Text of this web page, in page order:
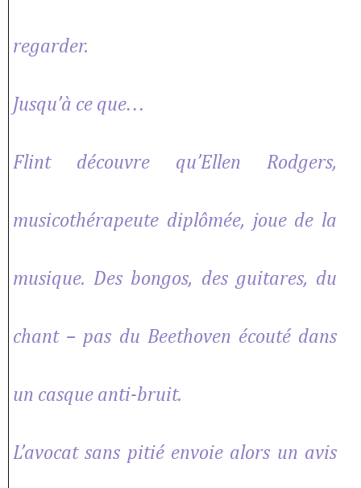
regarder.
Jusqu’à ce que…
Flint découvre qu’Ellen Rodgers,
musicothérapeute diplômée, joue de la
musique. Des bongos, des guitares, du
chant – pas du Beethoven écouté dans
un casque anti-bruit.
L’avocat sans pitié envoie alors un avis